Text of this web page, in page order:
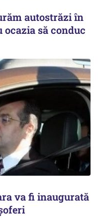
autostrăzi în
ocazia să conduc
va fi inaugurată